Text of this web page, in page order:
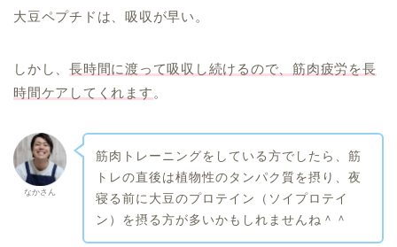
大豆ペプチドは、吸収が早い。
しかし、長時間に渡って吸収し続けるので、筋肉疲労を長
時間ケアしてくれます 。
なかさん
筋肉トレーニングをしている方でしたら、筋
トレの直後は植物性のタンパク質を摂り、夜
寝る前に大豆のプロテイン（ソイプロテイ
ン）を摂る方が多いかもしれませんね＾＾